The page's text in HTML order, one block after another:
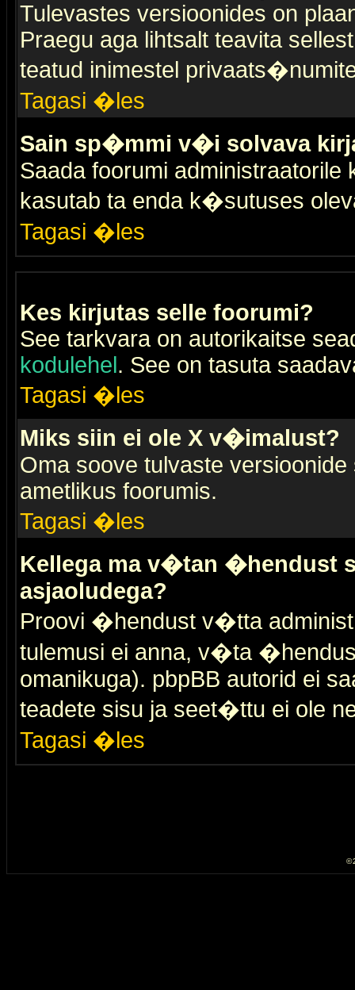
Tulevastes versioonides on
Praegu aga lihtsalt teavita
teatud inimestel
Tagasi �les
Sain sp�mmi v�i solvava
Saada foorumi
kasutab ta enda k�sutuses
Tagasi �les
Kes kirjutas selle foorumi?
See tarkvara on autorikaitse
kodulehel. See on tasuta
Tagasi �les
Miks siin ei ole X v�imalust?
Oma soove tulvaste
ametlikus foorumis.
Tagasi �les
Kellega ma v�tan �hendust
asjaoludega?
Proovi �hendust v�tta
tulemusi ei anna, v�ta
omanikuga). pbpBB autorid ei
teadete sisu ja seet�ttu ei ole
Tagasi �les
©